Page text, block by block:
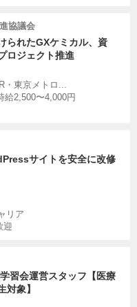
協議会
られたGXケミカル、資
ロジェクト推進
・東京メトロ...
給2,500〜4,000円
サイトを安全に改修
リア
迎
習会運営スタッフ【医療
対象】